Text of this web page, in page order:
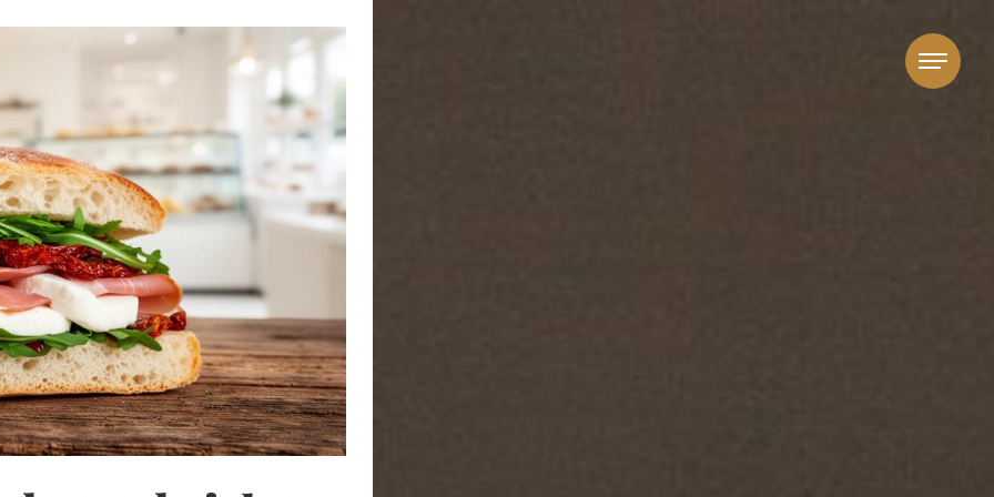
A PROPOS
Bonjour, je me présente je suis
Kannelle j’ai 46 ans et je cuisine
depuis toujours. Aujourd’hui je
souhaite vous partager toute mon
expérience et toute l’admiration que
j’ai envers la cuisine. Des mets
délicieux à vous faire partager mais
surtout beaucoup de plaisir.
Je vous souhaite une excellente
visite sur Knelle66. Régalez-vous !
Me joindre
Mentions légales
Contact